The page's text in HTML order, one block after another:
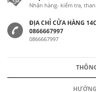
Nhận hàng- kiểm tra,
ĐỊA CHỈ CỬA HÀNG
0866667997
0866667997